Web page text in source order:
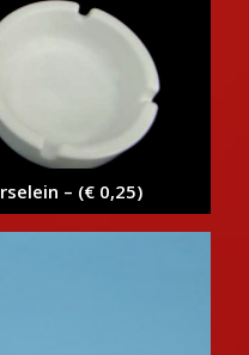
– (€ 0,25)